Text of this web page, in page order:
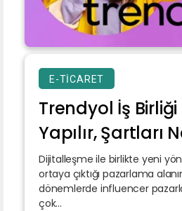
E-TICARET
Trendyol İş Birliği
Yapılır, Şartları
Dijitalleşme ile birlikte yeni
ortaya çıktığı pazarlama
dönemlerde influencer
çok...